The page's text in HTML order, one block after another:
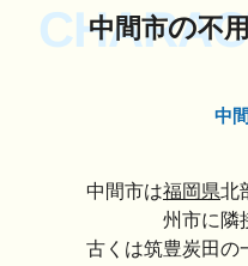
中間市の不
中
中間市は福岡県北
州市に隣
古くは筑豊炭田の